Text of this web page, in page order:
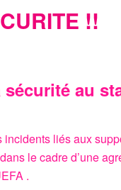
!!
sécurité au
liés aux
le cadre d’une
.